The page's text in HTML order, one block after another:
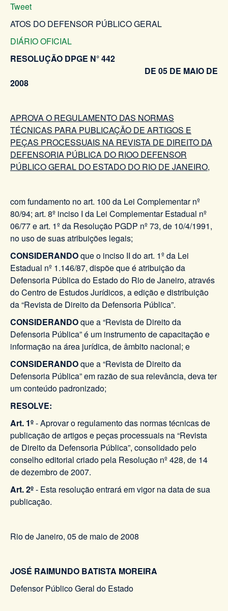
Tweet
ATOS DO DEFENSOR PÚBLICO GERAL
DIÁRIO OFICIAL
RESOLUÇÃO DPGE N° 442
DE 05 DE MAIO DE
2008
APROVA O REGULAMENTO DAS NORMAS
TÉCNICAS PARA PUBLICAÇÃO DE ARTIGOS E
PEÇAS PROCESSUAIS NA REVISTA DE DIREITO DA
DEFENSORIA PÚBLICA DO RIOO DEFENSOR
PÚBLICO GERAL DO ESTADO DO RIO DE JANEIRO,
com fundamento no art. 100 da Lei Complementar nº
80/94; art. 8º inciso I da Lei Complementar Estadual nº
06/77 e art. 1º da Resolução PGDP nº 73, de 10/4/1991,
no uso de suas atribuições legais;
CONSIDERANDOque o inciso II do art. 1º da Lei
Estadual nº 1.146/87, dispõe que é atribuição da
Defensoria Pública do Estado do Rio de Janeiro, através
do Centro de Estudos Jurídicos, a edição e distribuição
da “Revista de Direito da Defensoria Pública”.
CONSIDERANDOque a “Revista de Direito da
Defensoria Pública” é um instrumento de capacitação e
informação na área jurídica, de âmbito nacional; e
CONSIDERANDOque a “Revista de Direito da
Defensoria Pública” em razão de sua relevância, deva ter
um conteúdo padronizado;
RESOLVE:
Art. 1º- Aprovar o regulamento das normas técnicas de
publicação de artigos e peças processuais na “Revista
de Direito da Defensoria Pública”, consolidado pelo
conselho editorial criado pela Resolução nº 428, de 14
de dezembro de 2007.
Art. 2º- Esta resolução entrará em vigor na data de sua
publicação.
Rio de Janeiro, 05 de maio de 2008
JOSÉ RAIMUNDO BATISTA MOREIRA
Defensor Público Geral do Estado